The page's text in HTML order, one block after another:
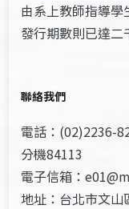
由系上教師指導學
發行期數則已達二
聯絡我們
電話：(02)2236-
分機84113
電子信箱：
地址：台北市文